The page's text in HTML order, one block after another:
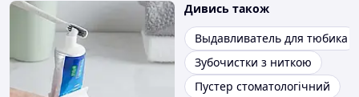
Дивись також
Выдавливатель для тюбика
Зубочистки з ниткою
Пустер стоматологічний